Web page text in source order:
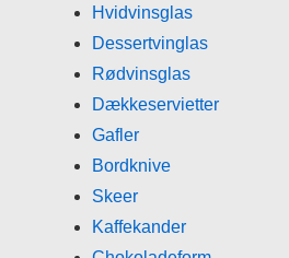
Hvidvinsglas
Dessertvinglas
Rødvinsglas
Dækkeservietter
Gafler
Bordknive
Skeer
Kaffekander